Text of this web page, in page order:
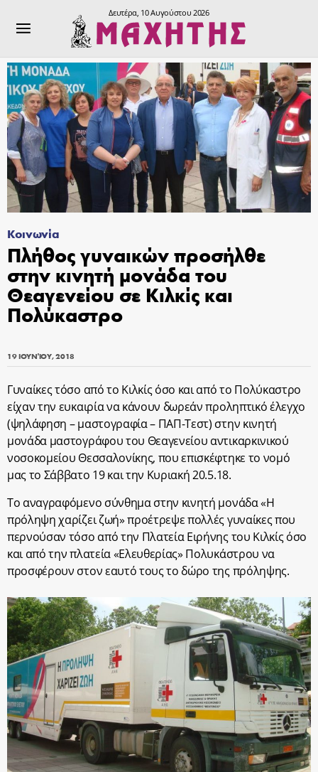
Δευτέρα, 10 Αυγούστου 2026
Κοινωνία
Πλήθος γυναικών προσήλθε
στην κινητή μονάδα του
Θεαγενείου σε Κιλκίς και
Πολύκαστρο
19 ΙΟΥΝΊΟΥ, 2018
Γυναίκες τόσο από το Κιλκίς όσο και από το Πολύκαστρο
είχαν την ευκαιρία να κάνουν δωρεάν προληπτικό έλεγχο
(ψηλάφηση – μαστογραφία – ΠΑΠ-Τεστ) στην κινητή
μονάδα μαστογράφου του Θεαγενείου αντικαρκινικού
νοσοκομείου Θεσσαλονίκης, που επισκέφτηκε το νομό
μας το Σάββατο 19 και την Κυριακή 20.5.18.
Το αναγραφόμενο σύνθημα στην κινητή μονάδα «Η
πρόληψη χαρίζει ζωή» προέτρεψε πολλές γυναίκες που
περνούσαν τόσο από την Πλατεία Ειρήνης του Κιλκίς όσο
και από την πλατεία «Ελευθερίας» Πολυκάστρου να
προσφέρουν στον εαυτό τους το δώρο της πρόληψης.